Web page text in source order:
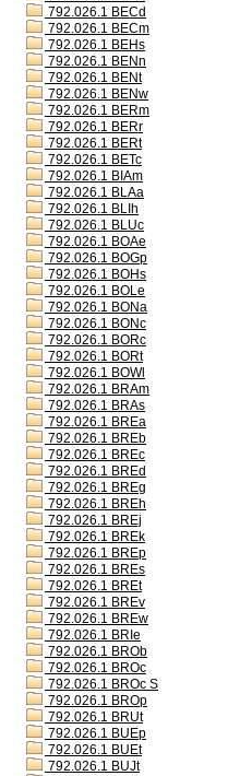
792.026.1 BECd
792.026.1 BECm
792.026.1 BEHs
792.026.1 BENn
792.026.1 BENt
792.026.1 BENw
792.026.1 BERm
792.026.1 BERr
792.026.1 BERt
792.026.1 BETc
792.026.1 BIAm
792.026.1 BLAa
792.026.1 BLIh
792.026.1 BLUc
792.026.1 BOAe
792.026.1 BOGp
792.026.1 BOHs
792.026.1 BOLe
792.026.1 BONa
792.026.1 BONc
792.026.1 BORc
792.026.1 BORt
792.026.1 BOWl
792.026.1 BRAm
792.026.1 BRAs
792.026.1 BREa
792.026.1 BREb
792.026.1 BREc
792.026.1 BREd
792.026.1 BREg
792.026.1 BREh
792.026.1 BREj
792.026.1 BREk
792.026.1 BREp
792.026.1 BREs
792.026.1 BREt
792.026.1 BREv
792.026.1 BREw
792.026.1 BRIe
792.026.1 BROb
792.026.1 BROc
792.026.1 BROc S
792.026.1 BROp
792.026.1 BRUt
792.026.1 BUEp
792.026.1 BUEt
792.026.1 BUJt